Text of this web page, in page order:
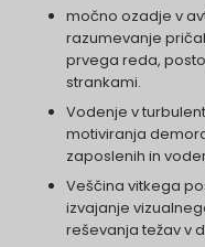
močno ozadje v
razumevanje
prvega reda,
strankami.
Vodenje v
motiviranja
zaposlenih in
Veščina vitkega
izvajanje
reševanja težav v